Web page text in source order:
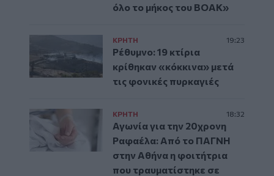
όλο το μήκος του ΒΟΑΚ»
ΚΡΗΤΗ 19:23
Ρέθυμνο: 19 κτίρια
κρίθηκαν «κόκκινα» μετά
τις φονικές πυρκαγιές
ΚΡΗΤΗ 18:32
Αγωνία για την 20χρονη
Ραφαέλα: Από το ΠΑΓΝΗ
στην Αθήνα η φοιτήτρια
που τραυματίστηκε σε